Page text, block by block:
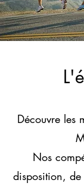
Découvre les
Nos
disposition,